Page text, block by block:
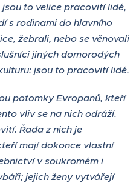
to velice pracovití lidé,
s rodinami do hlavního
žebrali, nebo se věnovali
jiných domorodých
jsou to pracovití lidé.
potomky Evropanů, kteří
vliv se na nich odráží.
Řada z nich je
mají dokonce vlastní
v soukromém i
jejich ženy vytvářejí